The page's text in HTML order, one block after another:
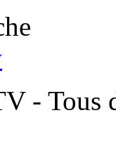
- Tous